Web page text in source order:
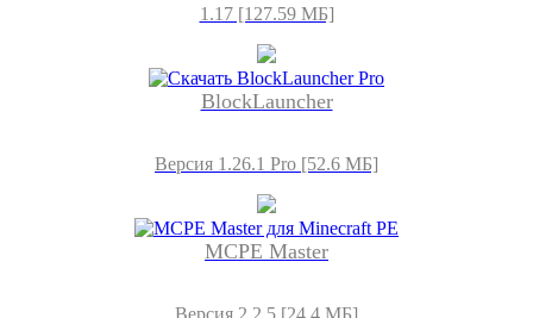
1.17 [127.59 МБ]
BlockLauncher
Версия 1.26.1 Pro [52.6 МБ]
MCPE Master